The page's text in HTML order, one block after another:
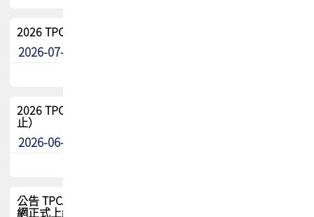
2026 TPCA中南區會員問卷暨7/31交流餐敘報名
2026-07-08
2026 TPCA健康盃保齡球聯誼賽 熱烈報名中（8/3報名截
止）
2026-06-29
公告 TPCA 台灣電路板協會官網將迎來新面貌，7/1 新官
網正式上線！